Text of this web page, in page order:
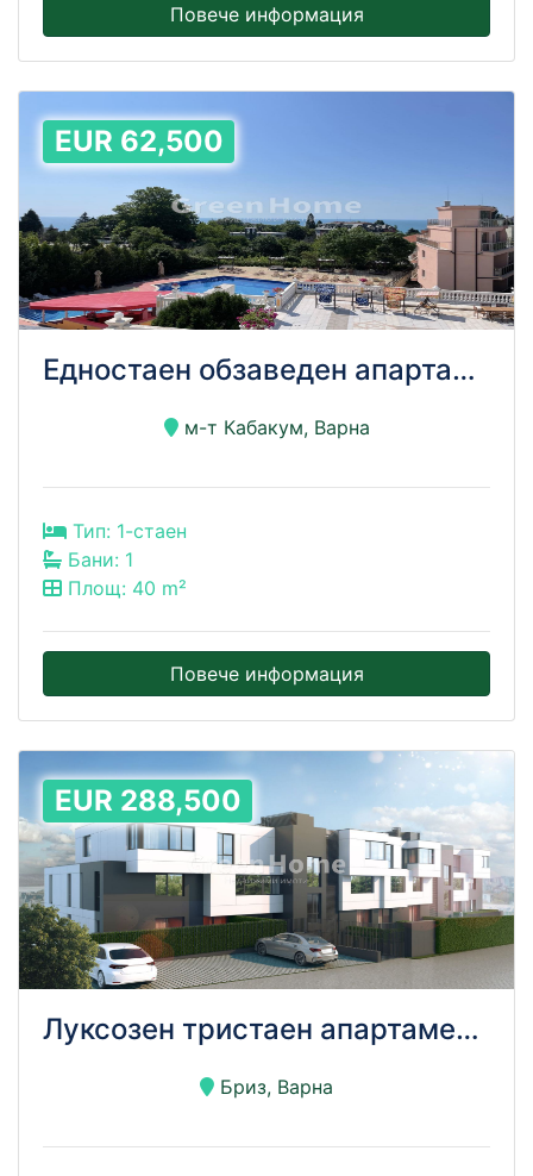
Повече информация
EUR 62,500
Едностаен обзаведен апартамент в хотел "Далия", Кабакум – перфектен за инвестиция!
м-т Кабакум, Варна
Тип: 1-стаен
Бани: 1
Площ: 40 m²
Повече информация
EUR 288,500
Луксозен тристаен апартамент с частен двор и морска панорама – кв. Бриз, Варна!!!
Бриз, Варна